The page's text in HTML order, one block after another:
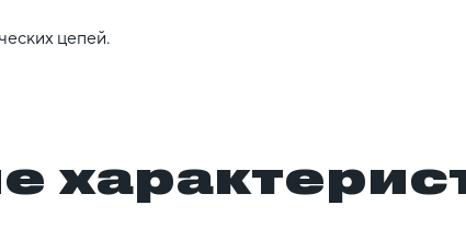
цепей.